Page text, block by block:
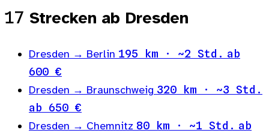
17 Strecken ab Dresden
Dresden → Berlin 195 km · ~2 Std. ab
600 €
Dresden → Braunschweig 320 km · ~3 Std.
ab 650 €
Dresden → Chemnitz 80 km · ~1 Std. ab